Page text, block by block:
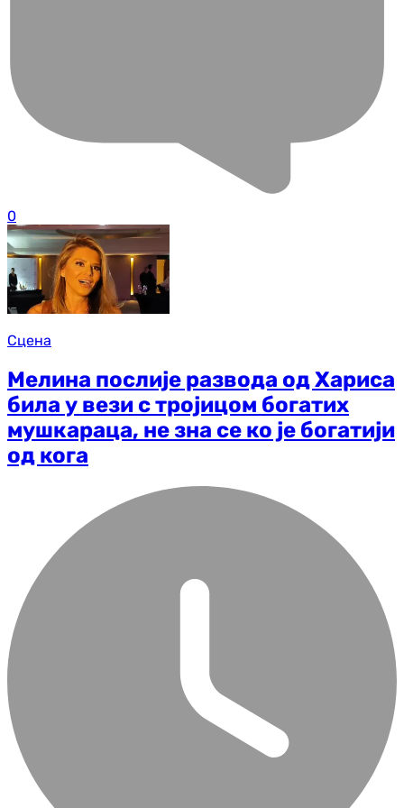
0
Сцена
Мелина послије развода од Хариса
била у вези с тројицом богатих
мушкараца, не зна се ко је богатији
од кога